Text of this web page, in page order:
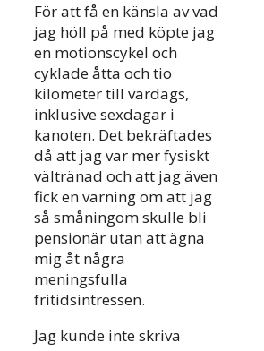
För att få en känsla av vad
jag höll på med köpte jag
en motionscykel och
cyklade åtta och tio
kilometer till vardags,
inklusive sexdagar i
kanoten. Det bekräftades
då att jag var mer fysiskt
vältränad och att jag även
fick en varning om att jag
så småningom skulle bli
pensionär utan att ägna
mig åt några
meningsfulla
fritidsintressen.
Jag kunde inte skriva